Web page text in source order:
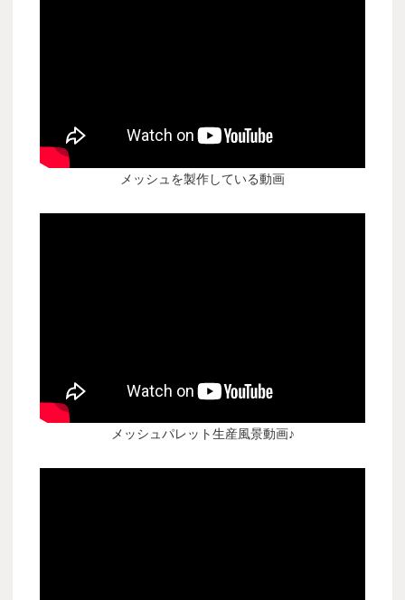
メッシュを製作している動画
メッシュパレット生産風景動画♪